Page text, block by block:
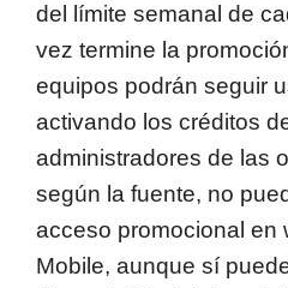
del límite semanal de
vez termine la
equipos podrán seguir
activando los créditos
administradores de las
según la fuente, no
acceso promocional en
Mobile, aunque sí